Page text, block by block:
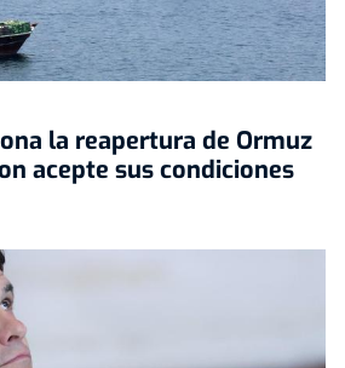
la reapertura de Ormuz
acepte sus condiciones